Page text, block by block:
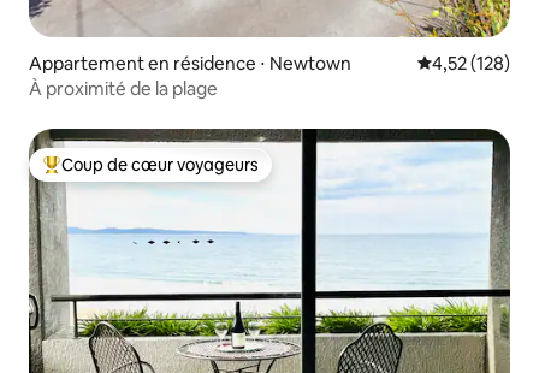
Appartement en résidence ⋅ Newtown Évaluation
4,52 (128)
À proximité de la plage
Coups de cœur voyageurs les plus appréciés
Coup de cœur voyageurs